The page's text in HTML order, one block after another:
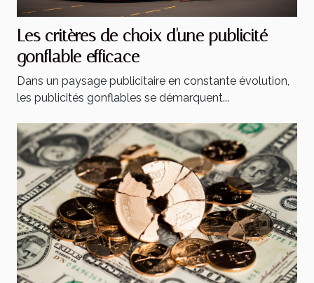
Les critères de choix d'une publicité
gonflable efficace
Dans un paysage publicitaire en constante évolution,
les publicités gonflables se démarquent...